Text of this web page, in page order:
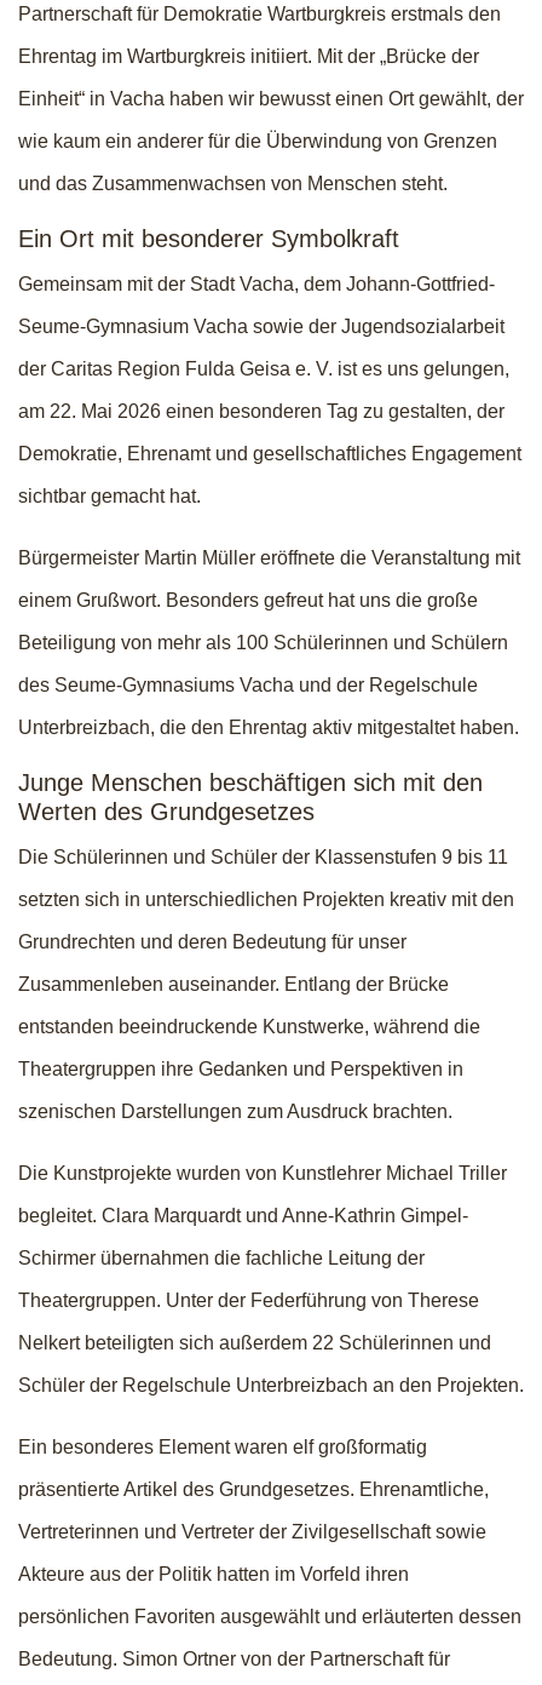
Partnerschaft für Demokratie Wartburgkreis erstmals den
Ehrentag im Wartburgkreis initiiert. Mit der „Brücke der
Einheit“ in Vacha haben wir bewusst einen Ort gewählt, der
wie kaum ein anderer für die Überwindung von Grenzen
und das Zusammenwachsen von Menschen steht.
Ein Ort mit besonderer Symbolkraft
Gemeinsam mit der Stadt Vacha, dem Johann-Gottfried-
Seume-Gymnasium Vacha sowie der Jugendsozialarbeit
der Caritas Region Fulda Geisa e. V. ist es uns gelungen,
am 22. Mai 2026 einen besonderen Tag zu gestalten, der
Demokratie, Ehrenamt und gesellschaftliches Engagement
sichtbar gemacht hat.
Bürgermeister Martin Müller eröffnete die Veranstaltung mit
einem Grußwort. Besonders gefreut hat uns die große
Beteiligung von mehr als 100 Schülerinnen und Schülern
des Seume-Gymnasiums Vacha und der Regelschule
Unterbreizbach, die den Ehrentag aktiv mitgestaltet haben.
Junge Menschen beschäftigen sich mit den
Werten des Grundgesetzes
Die Schülerinnen und Schüler der Klassenstufen 9 bis 11
setzten sich in unterschiedlichen Projekten kreativ mit den
Grundrechten und deren Bedeutung für unser
Zusammenleben auseinander. Entlang der Brücke
entstanden beeindruckende Kunstwerke, während die
Theatergruppen ihre Gedanken und Perspektiven in
szenischen Darstellungen zum Ausdruck brachten.
Die Kunstprojekte wurden von Kunstlehrer Michael Triller
begleitet. Clara Marquardt und Anne-Kathrin Gimpel-
Schirmer übernahmen die fachliche Leitung der
Theatergruppen. Unter der Federführung von Therese
Nelkert beteiligten sich außerdem 22 Schülerinnen und
Schüler der Regelschule Unterbreizbach an den Projekten.
Ein besonderes Element waren elf großformatig
präsentierte Artikel des Grundgesetzes. Ehrenamtliche,
Vertreterinnen und Vertreter der Zivilgesellschaft sowie
Akteure aus der Politik hatten im Vorfeld ihren
persönlichen Favoriten ausgewählt und erläuterten dessen
Bedeutung. Simon Ortner von der Partnerschaft für